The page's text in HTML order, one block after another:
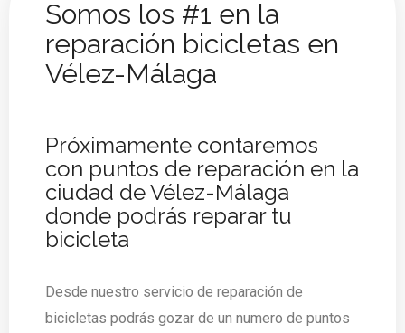
Somos los #1 en la
reparación bicicletas en
Vélez-Málaga
Próximamente contaremos
con puntos de reparación en la
ciudad de Vélez-Málaga
donde podrás reparar tu
bicicleta
Desde nuestro servicio de reparación de
bicicletas podrás gozar de un numero de puntos